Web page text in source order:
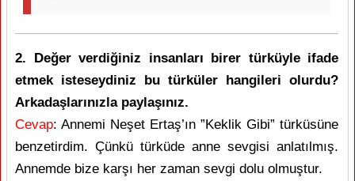
2. Değer verdiğiniz insanları birer türküyle ifade
etmek isteseydiniz bu türküler hangileri olurdu?
Arkadaşlarınızla paylaşınız.
Cevap: Annemi Neşet Ertaş’ın ”Keklik Gibi” türküsüne
benzetirdim. Çünkü türküde anne sevgisi anlatılmış.
Annemde bize karşı her zaman sevgi dolu olmuştur.